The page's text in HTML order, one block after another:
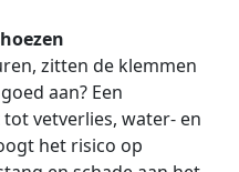
zitten de klemmen
aan? Een
vetverlies, water- en
het risico op